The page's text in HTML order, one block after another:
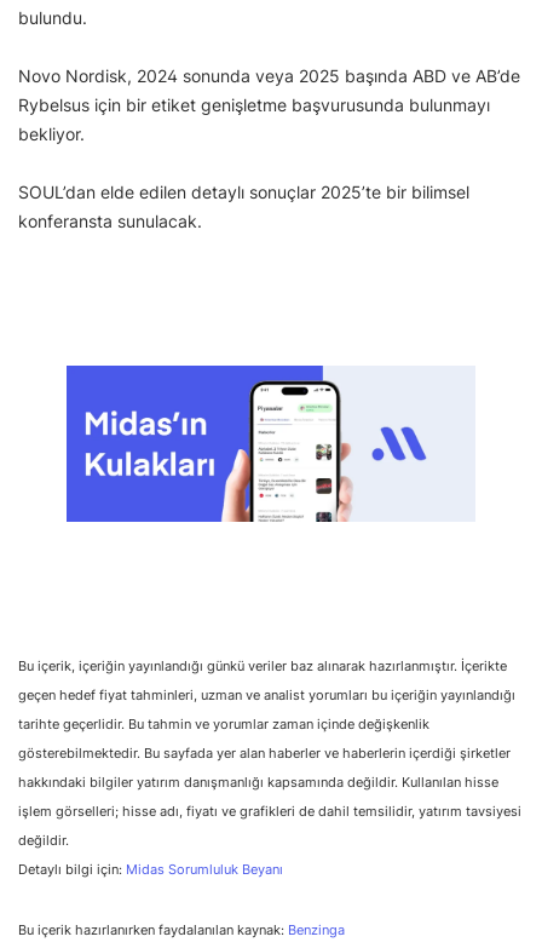
bulundu.
Novo Nordisk, 2024 sonunda veya 2025 başında ABD ve AB’de
Rybelsus için bir etiket genişletme başvurusunda bulunmayı
bekliyor.
SOUL’dan elde edilen detaylı sonuçlar 2025’te bir bilimsel
konferansta sunulacak.
Bu içerik, içeriğin yayınlandığı günkü veriler baz alınarak hazırlanmıştır. İçerikte
geçen hedef fiyat tahminleri, uzman ve analist yorumları bu içeriğin yayınlandığı
tarihte geçerlidir. Bu tahmin ve yorumlar zaman içinde değişkenlik
gösterebilmektedir. Bu sayfada yer alan haberler ve haberlerin içerdiği şirketler
hakkındaki bilgiler yatırım danışmanlığı kapsamında değildir. Kullanılan hisse
işlem görselleri; hisse adı, fiyatı ve grafikleri de dahil temsilidir, yatırım tavsiyesi
değildir.
Detaylı bilgi için: Midas Sorumluluk Beyanı
Bu içerik hazırlanırken faydalanılan kaynak: Benzinga